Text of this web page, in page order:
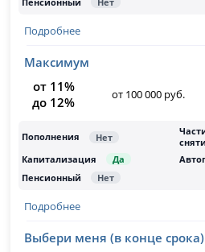
Подробнее
Максимум
от 11%
до 12%
от 100 000 руб.
Подробнее
Выбери меня (в конце срока)